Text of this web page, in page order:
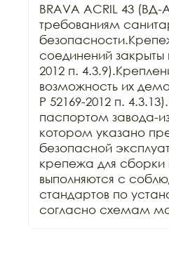
BRAVA ACRIL 43
требованиям
соединений
2012 п.
возможность их
Р 52169-2012 п.
паспортом завода-
котором указано
безопасной
крепежа для
выполняются с
стандартов по
согласно схемам